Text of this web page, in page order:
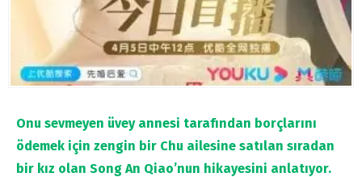
Onu sevmeyen üvey annesi tarafından borçlarını
ödemek için zengin bir Chu ailesine satılan sıradan
bir kız olan Song An Qiao’nun hikayesini anlatıyor.